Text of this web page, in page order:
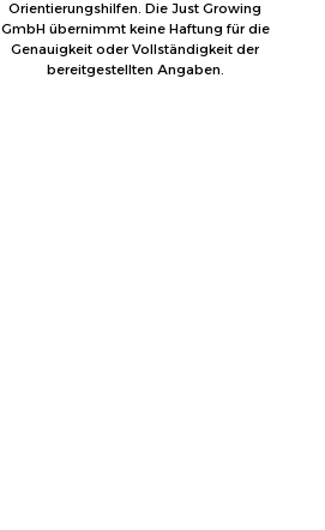
Orientierungshilfen. Die Just Growing
GmbH übernimmt keine Haftung für die
Genauigkeit oder Vollständigkeit der
bereitgestellten Angaben.